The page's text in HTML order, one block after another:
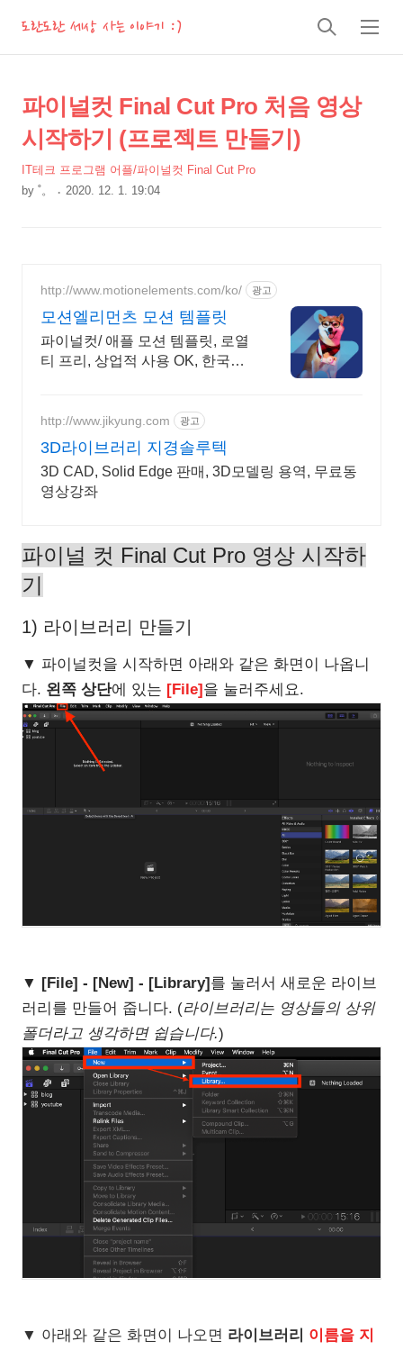
도란도란 세상 사는 이야기 :)
검
메
상
세
컨
텐
츠
본
제
목
파이널컷 Final Cut Pro 처음 영상
시작하기 (프로젝트 만들기)
IT테크 프로그램 어플/파이널컷 Final Cut Pro
by ˚。 2020. 12. 1. 19:04
http://www.motionelements.com/ko/ 광고
모션엘리먼츠 모션 템플릿
파이널컷/ 애플 모션 템플릿, 로열
티 프리, 상업적 사용 OK, 한국어
http://www.jikyung.com 광고
3D라이브러리 지경솔루텍
3D CAD, Solid Edge 판매, 3D모델링 용역, 무료동
영상강좌
파이널 컷 Final Cut Pro 영상 시작하
기
1) 라이브러리 만들기
▼ 파이널컷을 시작하면 아래와 같은 화면이 나옵니
다. 왼쪽 상단에 있는 [File]을 눌러주세요.
▼ [File] - [New] - [Library]를 눌러서 새로운 라이브
러리를 만들어 줍니다. (라이브러리는 영상들의 상위
폴더라고 생각하면 쉽습니다.)
▼ 아래와 같은 화면이 나오면 라이브러리 이름을 지